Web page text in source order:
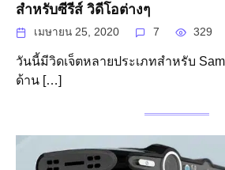
สำหรับซีรีส์ วิดีโอต่างๆ
เมษายน 25, 2020 7 329
วันนี้มีวิดเจ็ตหลายประเภทสำหรับ
ด้าน […]